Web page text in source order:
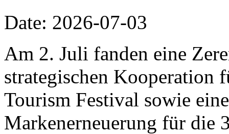
Date: 2026-07-03
Am 2. Juli fanden eine
strategischen Kooperation
Tourism Festival sowie
Markenerneuerung für die